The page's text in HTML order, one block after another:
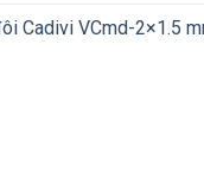
Cadivi VCmd-2×1.5